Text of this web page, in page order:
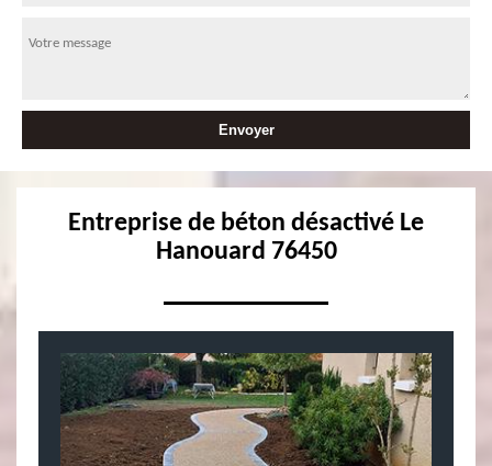
Entreprise de béton désactivé Le
Hanouard 76450